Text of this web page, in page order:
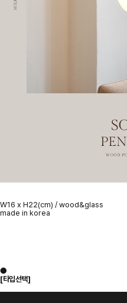
W16 x H22(cm) / wood&glass
made in korea
●
[타입선택]